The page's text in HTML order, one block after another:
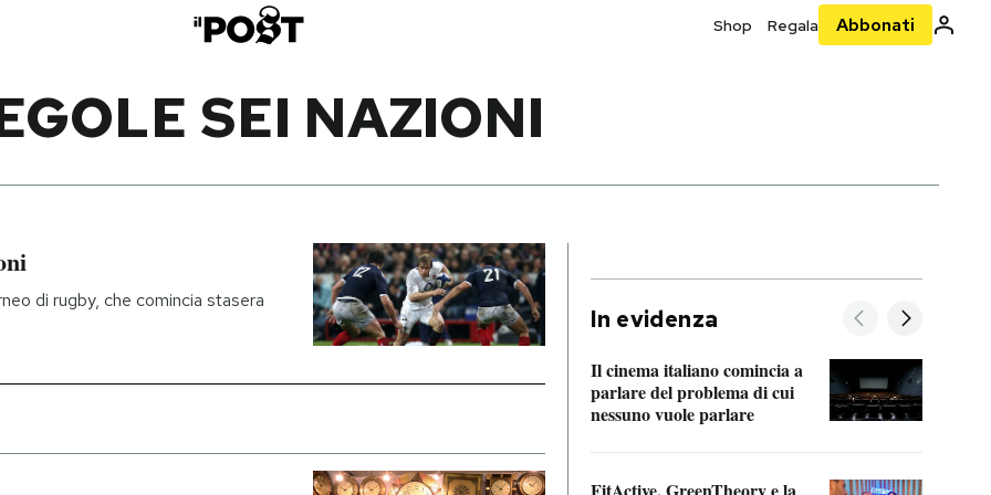
Shop Regala Abbonati
SEI NAZIONI
di rugby, che comincia stasera
In evidenza
Il cinema italiano comincia a
parlare del problema di cui
nessuno vuole parlare